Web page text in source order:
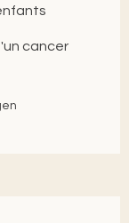
cancer